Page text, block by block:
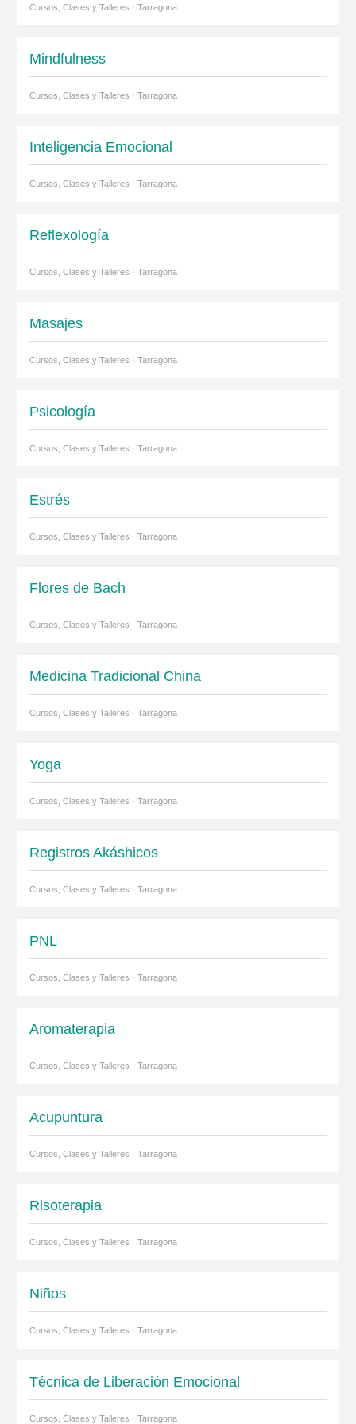
Cursos, Clases y Talleres · Tarragona
Mindfulness
Cursos, Clases y Talleres · Tarragona
Inteligencia Emocional
Cursos, Clases y Talleres · Tarragona
Reflexología
Cursos, Clases y Talleres · Tarragona
Masajes
Cursos, Clases y Talleres · Tarragona
Psicología
Cursos, Clases y Talleres · Tarragona
Estrés
Cursos, Clases y Talleres · Tarragona
Flores de Bach
Cursos, Clases y Talleres · Tarragona
Medicina Tradicional China
Cursos, Clases y Talleres · Tarragona
Yoga
Cursos, Clases y Talleres · Tarragona
Registros Akáshicos
Cursos, Clases y Talleres · Tarragona
PNL
Cursos, Clases y Talleres · Tarragona
Aromaterapia
Cursos, Clases y Talleres · Tarragona
Acupuntura
Cursos, Clases y Talleres · Tarragona
Risoterapia
Cursos, Clases y Talleres · Tarragona
Niños
Cursos, Clases y Talleres · Tarragona
Técnica de Liberación Emocional
Cursos, Clases y Talleres · Tarragona